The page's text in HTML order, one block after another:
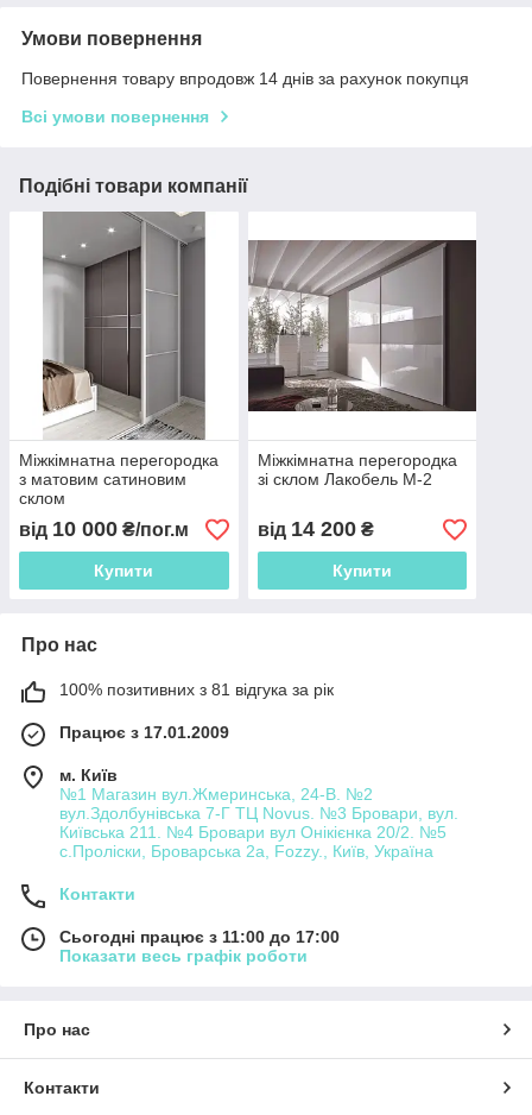
Умови повернення
Повернення товару впродовж 14 днів за рахунок покупця
Всі умови повернення
Подібні товари компанії
Міжкімнатна перегородка
з матовим сатиновим
склом
від 10 000 ₴/пог.м
Купити
Міжкімнатна перегородка
зі склом Лакобель М-2
від 14 200₴
Купити
Про нас
100% позитивних з 81 відгука за рік
Працює з 17.01.2009
м. Київ
№1 Магазин вул.Жмеринська, 24-В. №2
вул.Здолбунівська 7-Г ТЦ Novus. №3 Бровари, вул.
Київська 211. №4 Бровари вул Онікієнка 20/2. №5
с.Проліски, Броварська 2а, Fozzy., Київ, Україна
Контакти
Сьогодні працює з 11:00 до 17:00
Показати весь графік роботи
Про нас
Контакти